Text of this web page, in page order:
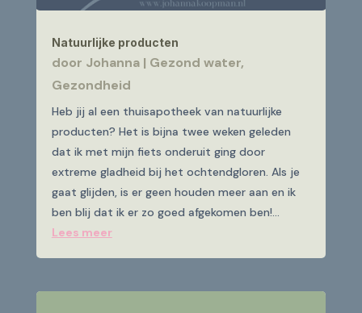
Natuurlijke producten
door Johanna| Gezond water,
Gezondheid
Heb jij al een thuisapotheek van natuurlijke
producten? Het is bijna twee weken geleden
dat ik met mijn fiets onderuit ging door
extreme gladheid bij het ochtendgloren. Als je
gaat glijden, is er geen houden meer aan en ik
ben blij dat ik er zo goed afgekomen ben!...
Lees meer